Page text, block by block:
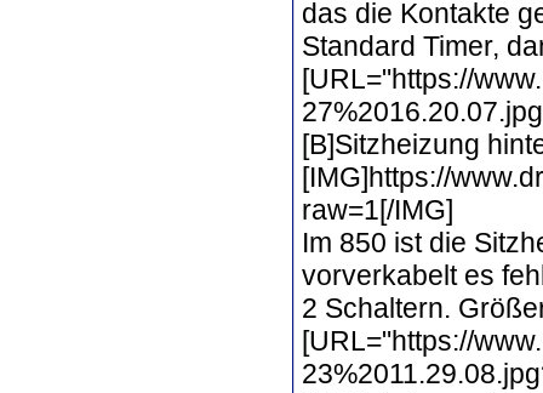
das die Kontakte
Standard Timer,
[URL="https://
[B]Sitzheizung
[IMG]https://
raw=1[/IMG]
Im 850 ist die
vorverkabelt es
2 Schaltern.
[URL="https://